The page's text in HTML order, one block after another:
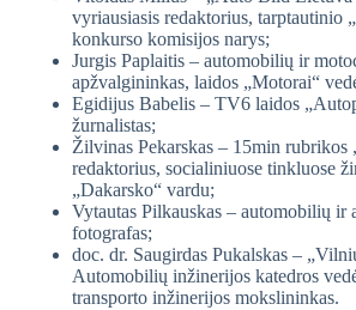
vyriausiasis redaktorius, tarptautinio
konkurso komisijos narys;
Jurgis Paplaitis – automobilių ir
apžvalgininkas, laidos „Motorai“
Egidijus Babelis – TV6 laidos
žurnalistas;
Žilvinas Pekarskas – 15min rubrikos
redaktorius, socialiniuose tinkluose
„Dakarsko“ vardu;
Vytautas Pilkauskas – automobilių ir
fotografas;
doc. dr. Saugirdas Pukalskas –
Automobilių inžinerijos katedros
transporto inžinerijos mokslininkas.